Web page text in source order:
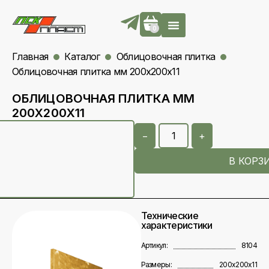
0
Главная Каталог
Облицовочная плитка
Облицовочная плитка мм 200х200х11
ОБЛИЦОВОЧНАЯ ПЛИТКА ММ
200Х200Х11
− +
В
Технические
характеристики
Артикул: 8104
Размеры: 200х200х11